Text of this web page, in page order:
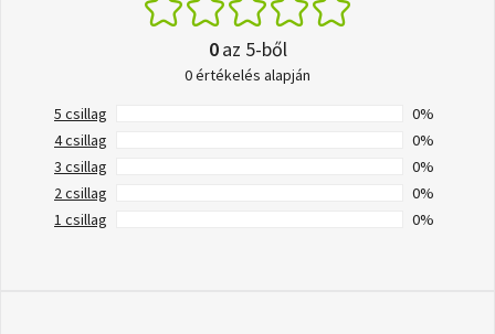
0az 5-ből
0 értékelés alapján
5 csillag
0%
4 csillag
0%
3 csillag
0%
2 csillag
0%
1 csillag
0%